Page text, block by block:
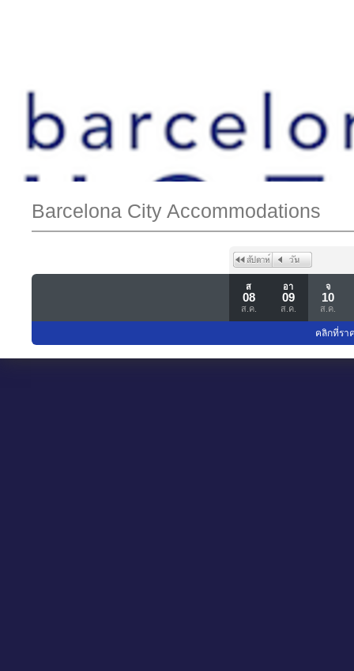
Barcelona City Accommodations
ส
08
ส.ค.
อา
09
ส.ค.
จ
10
ส.ค.
คลิกที่รา